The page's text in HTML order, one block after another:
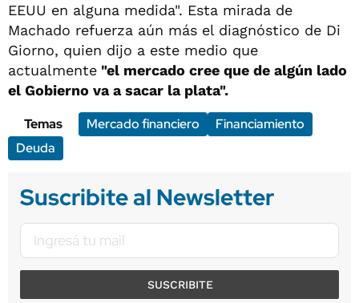
EEUU en alguna medida". Esta mirada de
Machado refuerza aún más el diagnóstico de Di
Giorno, quien dijo a este medio que
actualmente "el mercado cree que de algún lado
el Gobierno va a sacar la plata".
Temas
Mercado financiero
Financiamiento
Deuda
Suscribite al Newsletter
SUSCRIBITE